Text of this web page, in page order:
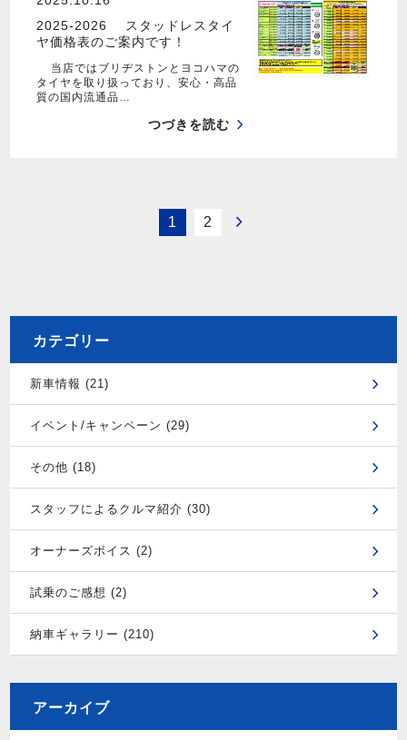
2025-2026 スタッドレスタイ
ヤ価格表のご案内です！
当店ではブリヂストンとヨコハマの
タイヤを取り扱っており、安心・高品
質の国内流通品…
つづきを読む
1 2
カテゴリー
新車情報 (21)
イベント/キャンペーン (29)
その他 (18)
スタッフによるクルマ紹介 (30)
オーナーズボイス (2)
試乗のご感想 (2)
納車ギャラリー (210)
アーカイブ